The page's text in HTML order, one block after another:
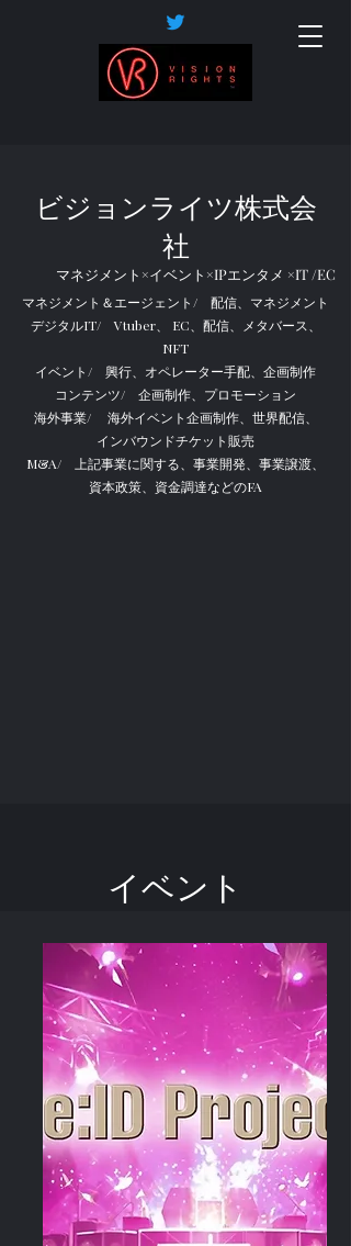
ビジョンライツ株式会
社
マネジメント×イベント×IPエンタメ ×IT /EC
マネジメント＆エージェント/ 配信、マネジメント
デジタルIT/ Vtuber、 EC、配信、メタバース、
NFT
イベント/ 興行、オペレーター手配、企画制作
コンテンツ/ 企画制作、プロモーション
海外事業/ 海外イベント企画制作、世界配信、
インバウンドチケット販売
M&A/ 上記事業に関する、事業開発、事業譲渡、
資本政策、資金調達などのFA
​イベント